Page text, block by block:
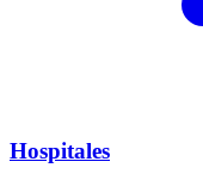
Hospitales